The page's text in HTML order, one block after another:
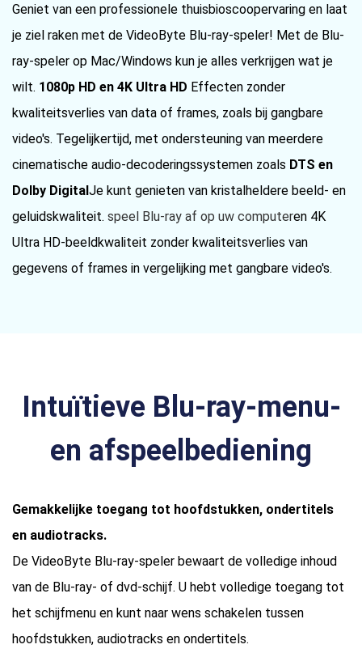
Geniet van een professionele thuisbioscoopervaring en laat
je ziel raken met de VideoByte Blu-ray-speler! Met de Blu-
ray-speler op Mac/Windows kun je alles verkrijgen wat je
wilt. 1080p HD en 4K Ultra HD Effecten zonder
kwaliteitsverlies van data of frames, zoals bij gangbare
video's. Tegelijkertijd, met ondersteuning van meerdere
cinematische audio-decoderingssystemen zoals DTS en
Dolby DigitalJe kunt genieten van kristalheldere beeld- en
geluidskwaliteit. speel Blu-ray af op uw computeren 4K
Ultra HD-beeldkwaliteit zonder kwaliteitsverlies van
gegevens of frames in vergelijking met gangbare video's.
Intuïtieve Blu-ray-menu-
en afspeelbediening
Gemakkelijke toegang tot hoofdstukken, ondertitels
en audiotracks.
De VideoByte Blu-ray-speler bewaart de volledige inhoud
van de Blu-ray- of dvd-schijf. U hebt volledige toegang tot
het schijfmenu en kunt naar wens schakelen tussen
hoofdstukken, audiotracks en ondertitels.